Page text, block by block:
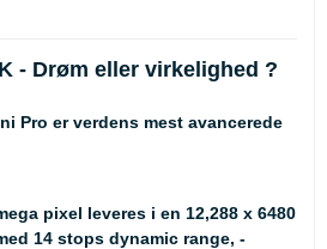
- Drøm eller virkelighed ?
Pro er verdens mest avancerede
pixel leveres i en 12,288 x 6480
14 stops dynamic range, -